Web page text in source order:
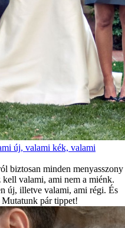
új, valami kék, valami
biztosan minden menyasszony
kell valami, ami nem a miénk.
új, illetve valami, ami régi. És
pár tippet!